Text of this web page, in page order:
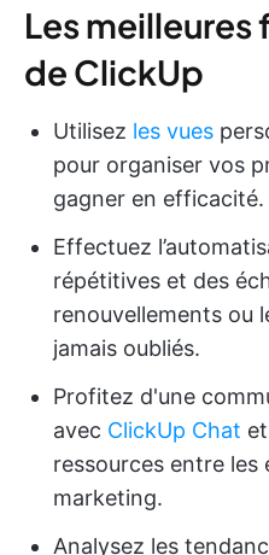
Les
de ClickUp
Utilisez les vues
pour organiser vos
gagner en efficacité.
Effectuez
répétitives et des
renouvellements ou
jamais oubliés.
Profitez d'une
avec ClickUp Chat
ressources entre les
marketing.
Analysez les